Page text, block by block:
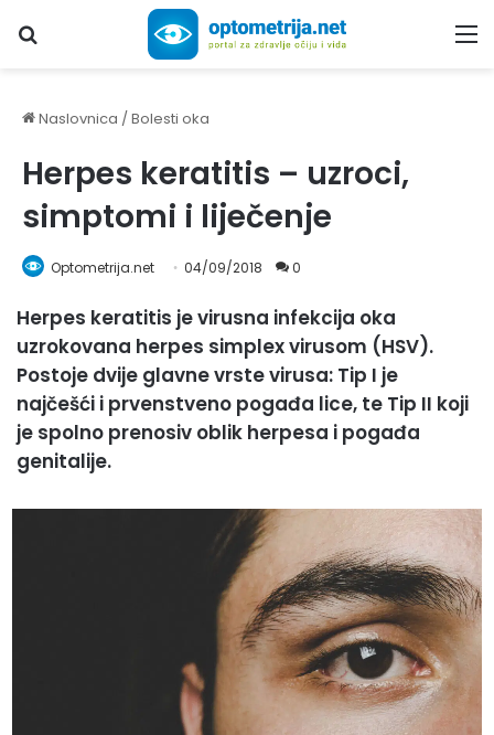
Upiši traženi pojam...
Naslovnica /Bolesti oka
Herpes keratitis – uzroci,
simptomi i liječenje
Optometrija.net 04/09/2018 0
Herpes keratitis je virusna infekcija oka
uzrokovana herpes simplex virusom (HSV).
Postoje dvije glavne vrste virusa: Tip I je
najčešći i prvenstveno pogađa lice, te Tip II koji
je spolno prenosiv oblik herpesa i pogađa
genitalije.